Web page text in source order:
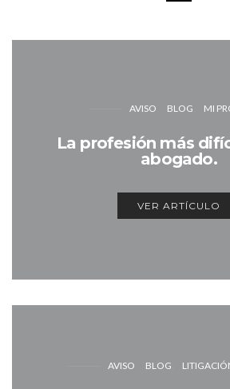
AVISO BLOG MI
La profesión más
abogado.
VER ARTÍCULO
AVISO BLOG